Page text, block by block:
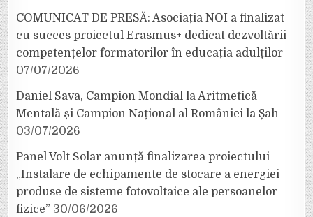
COMUNICAT DE PRESĂ: Asociația NOI a finalizat
cu succes proiectul Erasmus+ dedicat dezvoltării
competențelor formatorilor în educația adulților
07/07/2026
Daniel Sava, Campion Mondial la Aritmetică
Mentală și Campion Național al României la Șah
03/07/2026
Panel Volt Solar anunță finalizarea proiectului
„Instalare de echipamente de stocare a energiei
produse de sisteme fotovoltaice ale persoanelor
fizice” 30/06/2026